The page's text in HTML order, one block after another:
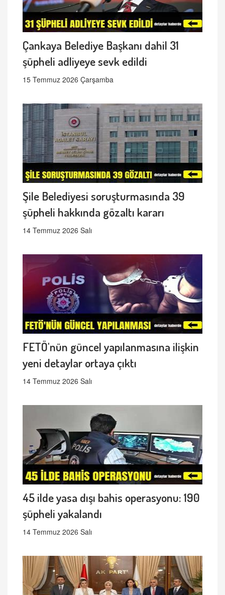
Çankaya Belediye Başkanı dahil 31
şüpheli adliyeye sevk edildi
15 Temmuz 2026 Çarşamba
Şile Belediyesi soruşturmasında 39
şüpheli hakkında gözaltı kararı
14 Temmuz 2026 Salı
FETÖ'nün güncel yapılanmasına ilişkin
yeni detaylar ortaya çıktı
14 Temmuz 2026 Salı
45 ilde yasa dışı bahis operasyonu: 190
şüpheli yakalandı
14 Temmuz 2026 Salı